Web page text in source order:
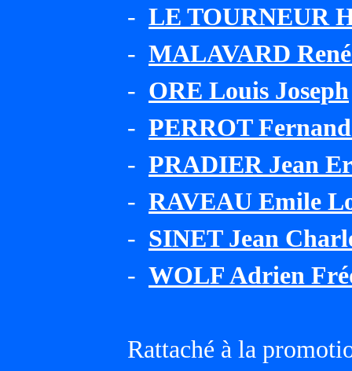
- LE TOURNEUR
- MALAVARD
- ORE Louis Joseph
- PERROT
- PRADIER Jean
- RAVEAU Emile
- SINET Jean
- WOLF Adrien
Rattaché à la